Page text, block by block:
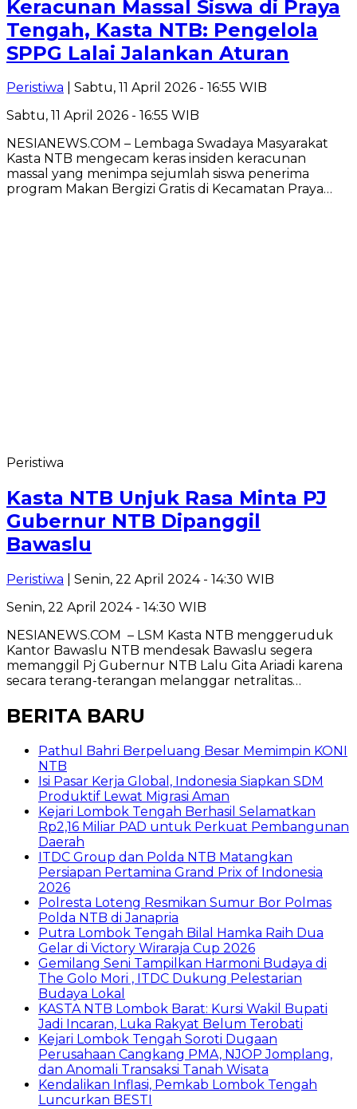
Keracunan Massal Siswa di Praya
Tengah, Kasta NTB: Pengelola
SPPG Lalai Jalankan Aturan
Peristiwa | Sabtu, 11 April 2026 - 16:55 WIB
Sabtu, 11 April 2026 - 16:55 WIB
​NESIANEWS.COM – Lembaga Swadaya Masyarakat
Kasta NTB mengecam keras insiden keracunan
massal yang menimpa sejumlah siswa penerima
program Makan Bergizi Gratis di Kecamatan Praya…
Peristiwa
Kasta NTB Unjuk Rasa Minta PJ
Gubernur NTB Dipanggil
Bawaslu
Peristiwa | Senin, 22 April 2024 - 14:30 WIB
Senin, 22 April 2024 - 14:30 WIB
NESIANEWS.COM – LSM Kasta NTB menggeruduk
Kantor Bawaslu NTB mendesak Bawaslu segera
memanggil Pj Gubernur NTB Lalu Gita Ariadi karena
secara terang-terangan melanggar netralitas…
BERITA BARU
Pathul Bahri Berpeluang Besar Memimpin KONI
NTB
​Isi Pasar Kerja Global, Indonesia Siapkan SDM
Produktif Lewat Migrasi Aman
Kejari Lombok Tengah Berhasil Selamatkan
Rp2,16 Miliar PAD untuk Perkuat Pembangunan
Daerah
ITDC Group dan Polda NTB Matangkan
Persiapan Pertamina Grand Prix of Indonesia
2026
Polresta Loteng Resmikan Sumur Bor Polmas
Polda NTB di Janapria
Putra Lombok Tengah Bilal Hamka Raih Dua
Gelar di Victory Wiraraja Cup 2026
Gemilang Seni Tampilkan Harmoni Budaya di
The Golo Mori , ITDC Dukung Pelestarian
Budaya Lokal
KASTA NTB Lombok Barat: Kursi Wakil Bupati
Jadi Incaran, Luka Rakyat Belum Terobati
Kejari Lombok Tengah Soroti Dugaan
Perusahaan Cangkang PMA, NJOP Jomplang,
dan Anomali Transaksi Tanah Wisata
Kendalikan Inflasi, Pemkab Lombok Tengah
Luncurkan BESTI